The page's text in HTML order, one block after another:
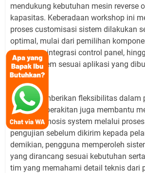
mendukung kebutuhan mesin reverse
kapasitas. Keberadaan workshop ini
proses customisasi sistem dilakukan
optimal, mulai dari pemilihan
membran, integrasi control panel,
layout sistem sesuai aplikasi yang
pelanggan.
Selain memberikan fleksibilitas dalam
workshop perakitan juga membantu
reverse osmosis system melalui
pengujian sebelum dikirim kepada
demikian, pengguna memperoleh
yang dirancang sesuai kebutuhan
tim yang memahami detail teknis dari